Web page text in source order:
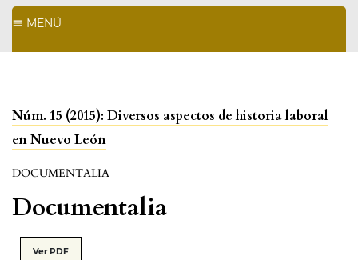
MENÚ
Núm. 15 (2015): Diversos aspectos de historia laboral
en Nuevo León
DOCUMENTALIA
Documentalia
Ver PDF